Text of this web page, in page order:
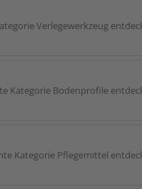
Verlegewerkzeug
Kategorie Bodenprofile
Kategorie Pflegemittel